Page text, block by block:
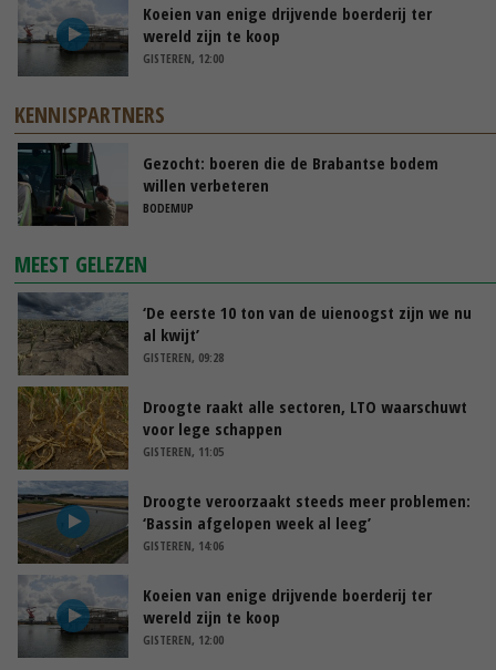
Koeien van enige drijvende boerderij ter
wereld zijn te koop
GISTEREN, 12:00
KENNISPARTNERS
Gezocht: boeren die de Brabantse bodem
willen verbeteren
BODEMUP
MEEST GELEZEN
‘De eerste 10 ton van de uienoogst zijn we nu
al kwijt’
GISTEREN, 09:28
Droogte raakt alle sectoren, LTO waarschuwt
voor lege schappen
GISTEREN, 11:05
Droogte veroorzaakt steeds meer problemen:
‘Bassin afgelopen week al leeg’
GISTEREN, 14:06
Koeien van enige drijvende boerderij ter
wereld zijn te koop
GISTEREN, 12:00